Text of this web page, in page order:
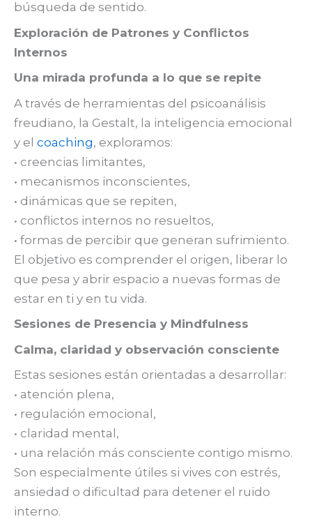
búsqueda de sentido.
Exploración de Patrones y Conflictos
Internos
Una mirada profunda a lo que se repite
A través de herramientas del psicoanálisis
freudiano, la Gestalt, la inteligencia emocional
y el coaching, exploramos:
• creencias limitantes,
• mecanismos inconscientes,
• dinámicas que se repiten,
• conflictos internos no resueltos,
• formas de percibir que generan sufrimiento.
El objetivo es comprender el origen, liberar lo
que pesa y abrir espacio a nuevas formas de
estar en ti y en tu vida.
Sesiones de Presencia y Mindfulness
Calma, claridad y observación consciente
Estas sesiones están orientadas a desarrollar:
• atención plena,
• regulación emocional,
• claridad mental,
• una relación más consciente contigo mismo.
Son especialmente útiles si vives con estrés,
ansiedad o dificultad para detener el ruido
interno.